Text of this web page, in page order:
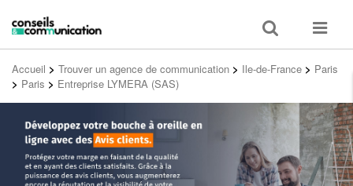
Toggle
search
Toggle
Accueil > Trouver un agence de communication > Ile-de-France > Paris
> Paris > Entreprise LYMERA (SAS)